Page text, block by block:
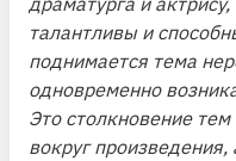
талантливы и
поднимается тема
одновременно
Это столкновение
вокруг